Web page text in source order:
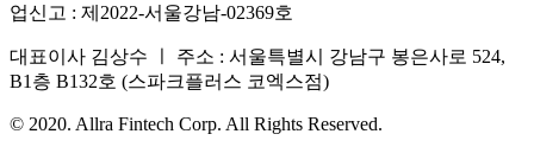
업신고 : 제2022-서울강남-02369호
대표이사 김상수 ㅣ 주소 : 서울특별시 강남구 봉은사로 524,
B1층 B132호 (스파크플러스 코엑스점)
© 2020. Allra Fintech Corp. All Rights Reserved.